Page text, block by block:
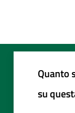
Quanto
su